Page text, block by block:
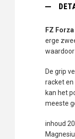
FZ
erge
De grip
racket
kan het
meeste
inhoud